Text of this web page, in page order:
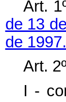
Art.
de 13
de 1997.
Art.
I -